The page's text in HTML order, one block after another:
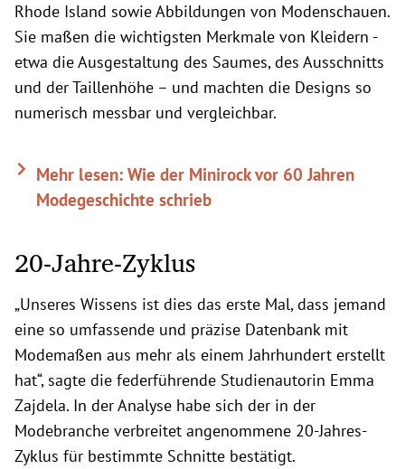
Rhode Island sowie Abbildungen von Modenschauen.
Sie maßen die wichtigsten Merkmale von Kleidern -
etwa die Ausgestaltung des Saumes, des Ausschnitts
und der Taillenhöhe – und machten die Designs so
numerisch messbar und vergleichbar.
Mehr lesen: Wie der Minirock vor 60 Jahren
Modegeschichte schrieb
20-Jahre-Zyklus
„Unseres Wissens ist dies das erste Mal, dass jemand
eine so umfassende und präzise Datenbank mit
Modemaßen aus mehr als einem Jahrhundert erstellt
hat“, sagte die federführende Studienautorin Emma
Zajdela. In der Analyse habe sich der in der
Modebranche verbreitet angenommene 20-Jahres-
Zyklus für bestimmte Schnitte bestätigt.